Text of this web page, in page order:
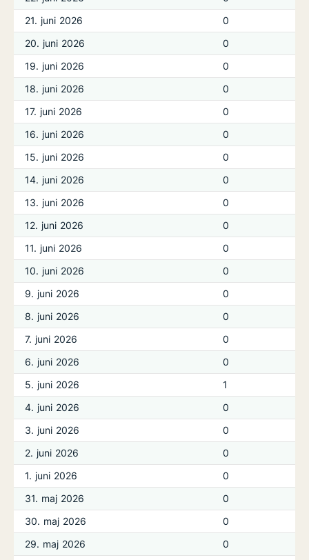
21. juni 2026
0
20. juni 2026
0
19. juni 2026
0
18. juni 2026
0
17. juni 2026
0
16. juni 2026
0
15. juni 2026
0
14. juni 2026
0
13. juni 2026
0
12. juni 2026
0
11. juni 2026
0
10. juni 2026
0
9. juni 2026
0
8. juni 2026
0
7. juni 2026
0
6. juni 2026
0
5. juni 2026
1
4. juni 2026
0
3. juni 2026
0
2. juni 2026
0
1. juni 2026
0
31. maj 2026
0
30. maj 2026
0
29. maj 2026
0